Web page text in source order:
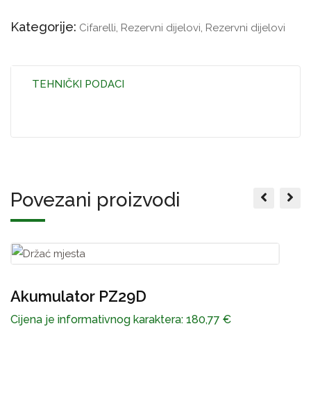
Kategorije: Cifarelli, Rezervni dijelovi, Rezervni dijelovi
TEHNIČKI PODACI
Povezani proizvodi
Akumulator PZ29D
Cijena je informativnog karaktera: 180,77 €